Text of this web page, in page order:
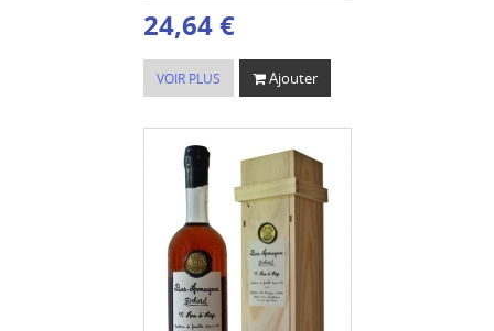
24,64 €
VOIR PLUS Ajouter